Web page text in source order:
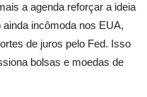
a agenda reforçar a ideia
incômoda nos EUA,
de juros pelo Fed. Isso
bolsas e moedas de